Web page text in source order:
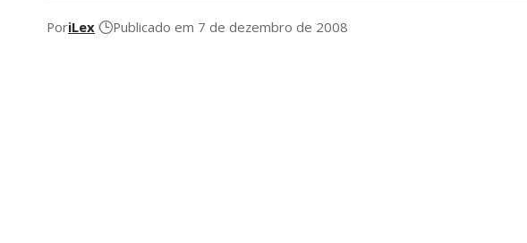
PoriLex Publicado em 7 de dezembro de 2008